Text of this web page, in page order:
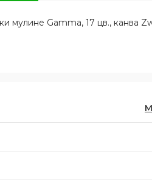
мулине Gamma, 17 цв., канва